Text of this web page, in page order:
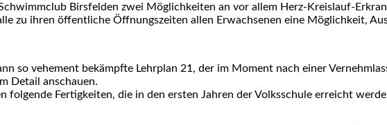
Birs­fel­den zwei Mög­lich­kei­ten an vor allem Herz-Kreis­lauf-
zu ihren öffent­li­che Öff­nungs­zei­ten allen Erwach­se­nen eine Mög­lich­keit,
so vehe­ment bekämpf­te Lehr­plan 21, der im Moment nach einer
Detail anschau­en.
fol­gen­de Fer­tig­kei­ten, die in den ers­ten Jah­ren der Volks­schu­le erreicht